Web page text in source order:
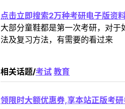
点击立即搜索2万种考研电子版资料
大部分童鞋都是第一次考研，对
法及复习方法，有需要的看过来
相关话题/考试 教育
领限时大额优惠券,享本站正版考